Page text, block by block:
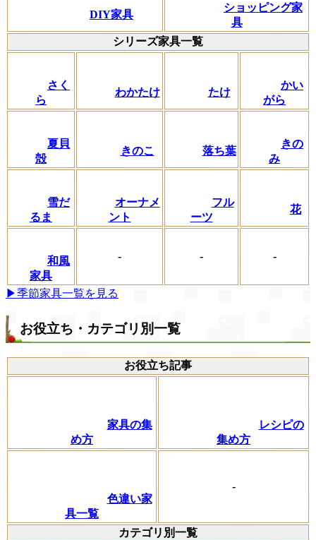
DIY家具
ショッピング家
具
シリーズ家具一覧
さく
ら
わかたけ たけ
かい
がら
夏貝
殻
きのこ 落ち葉
きの
み
雪だ
るま
オーナメ
ント
フル
ーツ
花
和風
家具
- - -
▶季節家具一覧を見る
お役立ち・カテゴリ別一覧
お役立ち記事
家具の集
め方
レシピの
集め方
色違い家
具一覧
-
カテゴリ別一覧